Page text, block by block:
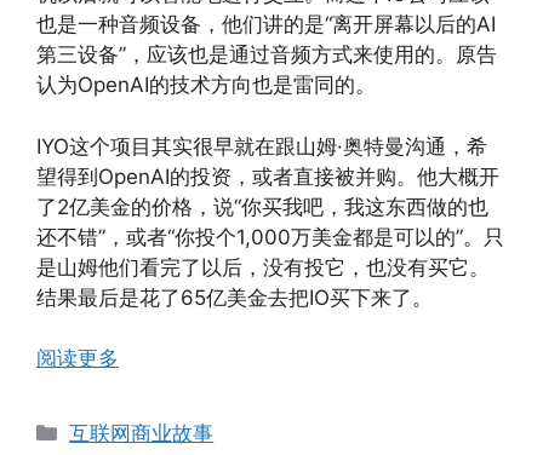
也是一种音频设备，他们讲的是“离开屏幕以后的AI
第三设备”，应该也是通过音频方式来使用的。原告
认为OpenAI的技术方向也是雷同的。
IYO这个项目其实很早就在跟山姆·奥特曼沟通，希
望得到OpenAI的投资，或者直接被并购。他大概开
了2亿美金的价格，说“你买我吧，我这东西做的也
还不错”，或者“你投个1,000万美金都是可以的”。只
是山姆他们看完了以后，没有投它，也没有买它。
结果最后是花了65亿美金去把IO买下来了。
阅读更多
分
互联网商业故事